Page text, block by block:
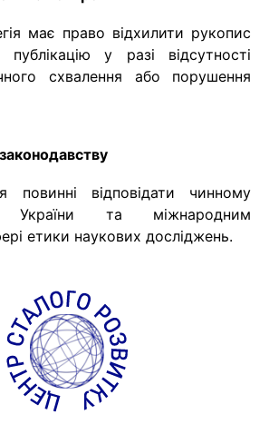
має право відхилити рукопис
у разі відсутності
схвалення або порушення
повинні відповідати чинному
України та міжнародним
етики наукових досліджень.